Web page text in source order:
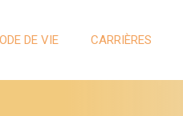
DE VIE CARRIÈRES